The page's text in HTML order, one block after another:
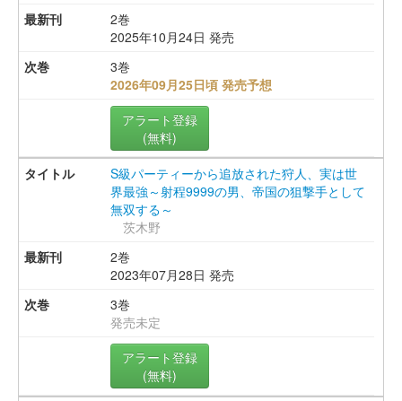
2巻
2025年10月24日 発売
3巻
2026年09月25日頃 発売予想
アラート登録
(無料)
S級パーティーから追放された狩人、実は世
界最強～射程9999の男、帝国の狙撃手として
無双する～
茨木野
2巻
2023年07月28日 発売
3巻
発売未定
アラート登録
(無料)